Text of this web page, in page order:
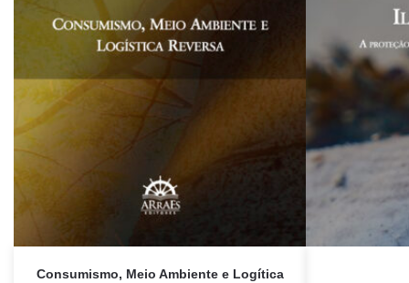
Consumismo, Meio Ambiente e Logítica